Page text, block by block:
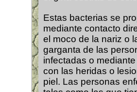
Estas bacterias se
mediante contacto
el moco de la nariz o
garganta de las
infectadas o
con las heridas o
piel. Las personas